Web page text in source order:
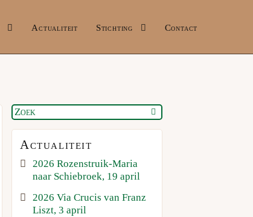
Actualiteit Stichting Contact
Actualiteit
2026 Rozenstruik-Maria
naar Schiebroek, 19 april
2026 Via Crucis van Franz
Liszt, 3 april